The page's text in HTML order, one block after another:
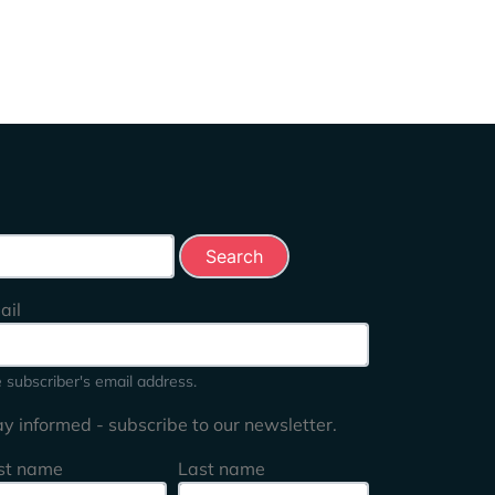
subscriber's email address.
informed - subscribe to our newsletter.
name
Last name